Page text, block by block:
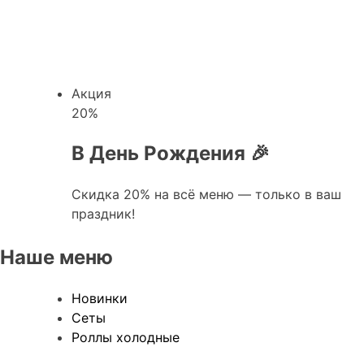
Акция
20%
В День Рождения 🎉
Скидка 20% на всё меню — только в ваш
праздник!
Наше меню
Новинки
Сеты
Роллы холодные